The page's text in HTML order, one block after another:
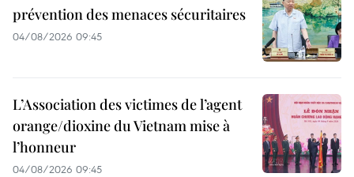
prévention des menaces sécuritaires
04/08/2026 09:45
L’Association des victimes de l’agent
orange/dioxine du Vietnam mise à
l’honneur
04/08/2026 09:45